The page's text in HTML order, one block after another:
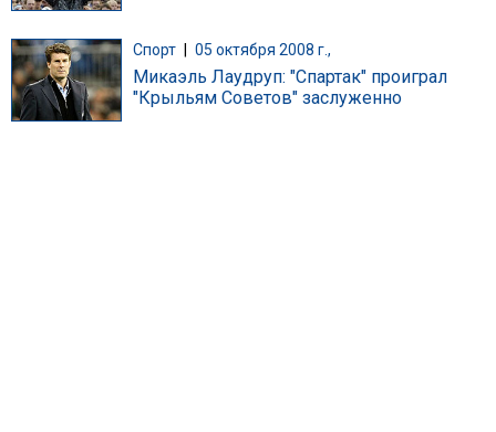
Спорт 05 октября 2008 г.,
Микаэль Лаудруп: "Спартак" проиграл
"Крыльям Советов" заслуженно